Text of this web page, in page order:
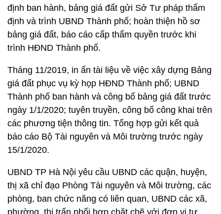
định ban hành, bảng giá đất gửi Sở Tư pháp thẩm
định và trình UBND Thành phố; hoàn thiện hồ sơ
bảng giá đất, báo cáo cấp thẩm quyền trước khi
trình HĐND Thành phố.
Tháng 11/2019, in ấn tài liệu về việc xây dựng Bảng
giá đất phục vụ kỳ họp HĐND Thành phố; UBND
Thành phố ban hành và công bố bảng giá đất trước
ngày 1/1/2020; tuyên truyền, công bố công khai trên
các phương tiện thông tin. Tổng hợp gửi kết quả
báo cáo Bộ Tài nguyên và Môi trường trước ngày
15/1/2020.
UBND TP Hà Nội yêu cầu UBND các quận, huyện,
thị xã chỉ đạo Phòng Tài nguyên và Môi trường, các
phòng, ban chức năng có liên quan, UBND các xã,
phường, thị trấn phối hợp chặt chẽ với đơn vị tư